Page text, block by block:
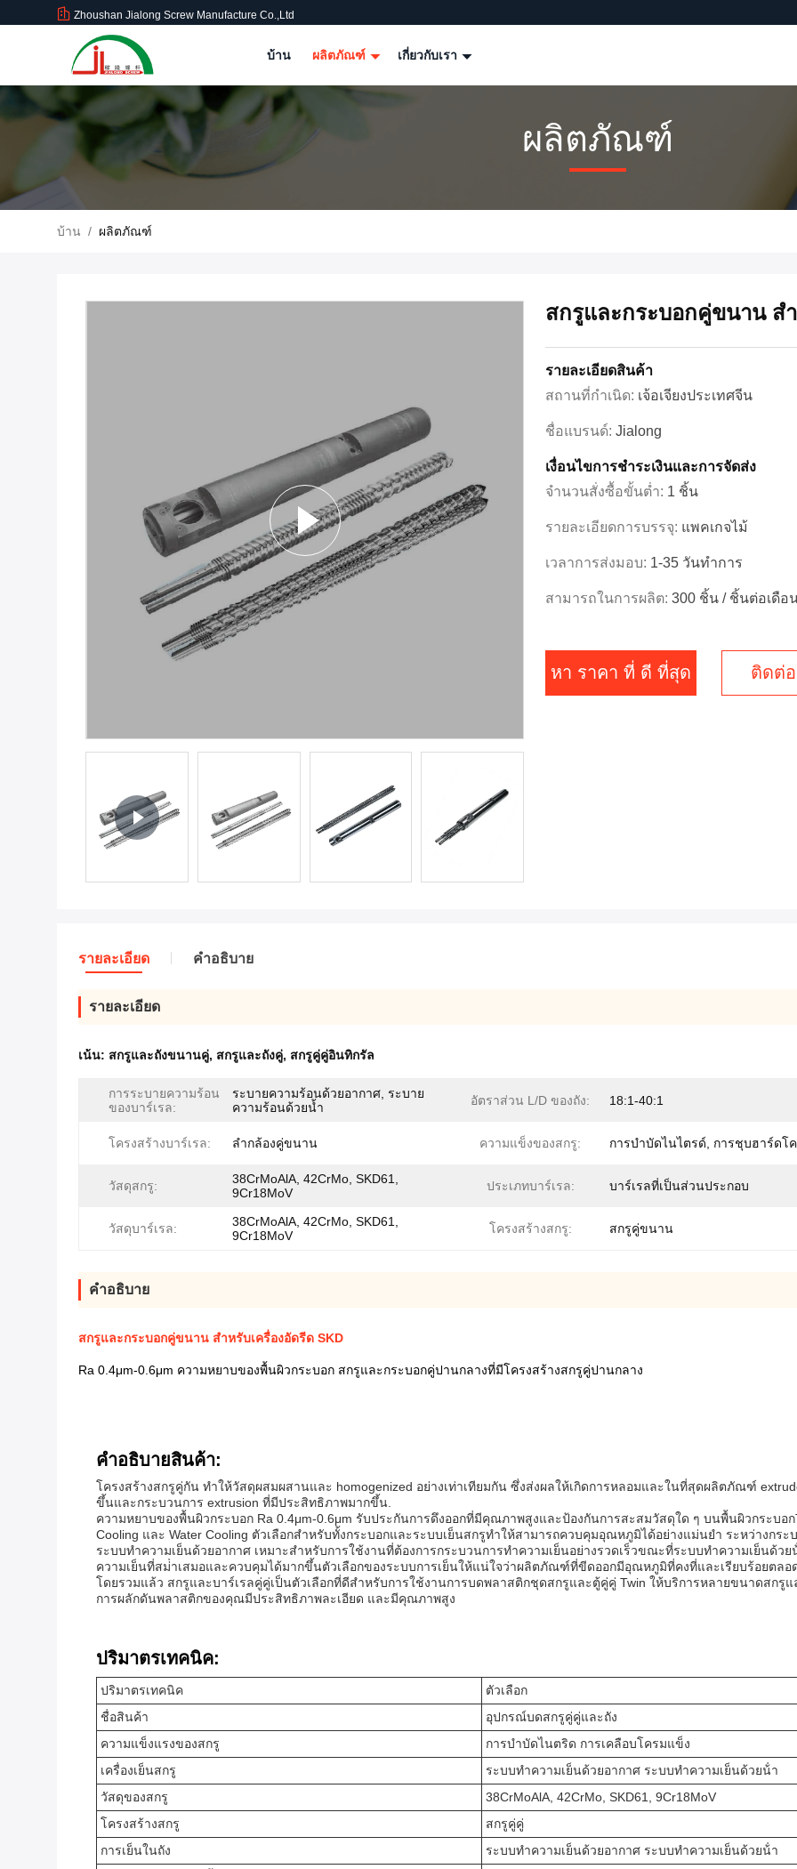
Zhoushan Jialong Screw Manufacture Co.,Ltd
บ้าน ผลิตภัณฑ์ เกี่ยวกับเรา
ผลิตภัณฑ์
บ้าน / ผลิตภัณฑ์
สกรูและกระบอกคู่ขนาน ส
รายละเอียดสินค้า
สถานที่กำเนิด: เจ้อเจียงประเทศจีน
ชื่อแบรนด์: Jialong
เงื่อนไขการชําระเงินและการจัดส่ง
จำนวนสั่งซื้อขั้นต่ำ: 1 ชิ้น
รายละเอียดการบรรจุ: แพคเกจไม้
เวลาการส่งมอบ: 1-35 วันทำการ
สามารถในการผลิต: 300 ชิ้น / ชิ้นต่อเดือ
หา ราคา ที่ ดี ที่สุด ติดต่
รายละเอียด คําอธิบาย
รายละเอียด
เน้น: สกรูและถังขนานคู่, สกรูและถังคู่, สกรูคู่คู่อินทิกรัล
การระบายความร้อน
ของบาร์เรล:
ระบายความร้อนด้วยอากาศ, ระบาย
ความร้อนด้วยน้ำ
อัตราส่วน L/D ของถัง: 18:1-40:1
โครงสร้างบาร์เรล: ลำกล้องคู่ขนาน ความแข็งของสกรู: การบำบัดไนไตรด์, การชุบฮาร์ดโ
วัสดุสกรู:
38CrMoAlA, 42CrMo, SKD61,
9Cr18MoV
ประเภทบาร์เรล: บาร์เรลที่เป็นส่วนประกอบ
วัสดุบาร์เรล:
38CrMoAlA, 42CrMo, SKD61,
9Cr18MoV
โครงสร้างสกรู: สกรูคู่ขนาน
คําอธิบาย
สกรูและกระบอกคู่ขนาน สำหรับเครื่องอัดรีด SKD
Ra 0.4μm-0.6μm ความหยาบของพื้นผิวกระบอก สกรูและกระบอกคู่ปานกลางที่มีโครงสร้างสกรูคู่ปานกลาง
คําอธิบายสินค้า:
โครงสร้างสกรูคู่กัน ทําให้วัสดุผสมผสานและ homogenized อย่างเท่าเทียมกัน ซึ่งส่งผลให้เกิดการหลอมและในที่สุดผลิตภัณฑ์
ขึ้นและกระบวนการ extrusion ที่มีประสิทธิภาพมากขึ้น.
ความหยาบของพื้นผิวกระบอก Ra 0.4μm-0.6μm รับประกันการดึงออกที่มีคุณภาพสูงและป้องกันการสะสมวัสดุใด ๆ บนพื้นผิวกระบอก
Cooling และ Water Cooling ตัวเลือกสําหรับทั้งกระบอกและระบบเย็นสกรูทําให้สามารถควบคุมอุณหภูมิได้อย่างแม่นยํา ระหว่างกระ
ระบบทําความเย็นด้วยอากาศ เหมาะสําหรับการใช้งานที่ต้องการกระบวนการทําความเย็นอย่างรวดเร็วขณะที่ระบบทําความเย็นด้ว
ความเย็นที่สม่ําเสมอและควบคุมได้มากขึ้นตัวเลือกของระบบการเย็นให้แน่ใจว่าผลิตภัณฑ์ที่ขีดออกมีอุณหภูมิที่คงที่และเรียบร้อยตลอ
โดยรวมแล้ว สกรูและบาร์เรลคู่คู่เป็นตัวเลือกที่ดีสําหรับการใช้งานการบดพลาสติกชุดสกรูและตู้คู่คู่ Twin ให้บริการหลายขนาดสกรูแ
การผลักดันพลาสติกของคุณมีประสิทธิภาพละเอียด และมีคุณภาพสูง
ปริมาตรเทคนิค:
ปริมาตรเทคนิค
ตัวเลือก
ชื่อสินค้า
อุปกรณ์บดสกรูคู่คู่และถัง
ความแข็งแรงของสกรู
การบําบัดไนตริด การเคลือบโครมแข็ง
เครื่องเย็นสกรู
ระบบทําความเย็นด้วยอากาศ ระบบทําความเย็นด้วยน้ํา
วัสดุของสกรู
38CrMoAlA, 42CrMo, SKD61, 9Cr18MoV
โครงสร้างสกรู
สกรูคู่คู่
การเย็นในถัง
ระบบทําความเย็นด้วยอากาศ ระบบทําความเย็นด้วยน้ํา